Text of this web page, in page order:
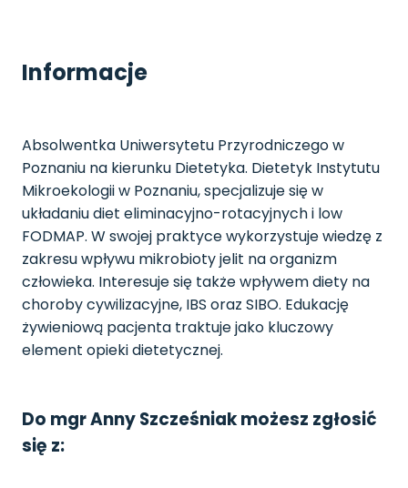
Informacje
Absolwentka Uniwersytetu Przyrodniczego w
Poznaniu na kierunku Dietetyka. Dietetyk Instytutu
Mikroekologii w Poznaniu, specjalizuje się w
układaniu diet eliminacyjno-rotacyjnych i low
FODMAP. W swojej praktyce wykorzystuje wiedzę z
zakresu wpływu mikrobioty jelit na organizm
człowieka. Interesuje się także wpływem diety na
choroby cywilizacyjne, IBS oraz SIBO. Edukację
żywieniową pacjenta traktuje jako kluczowy
element opieki dietetycznej.
Do mgr Anny Szcześniak możesz zgłosić
się z: